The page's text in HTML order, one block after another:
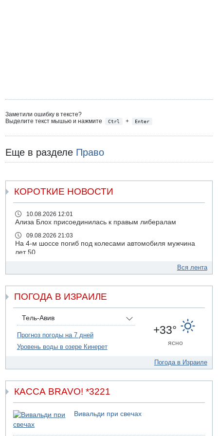
Заметили ошибку в тексте?
Выделите текст мышью и нажмите
Ctrl + Enter
Еще в разделе Право
КОРОТКИЕ НОВОСТИ
10.08.2026 12:01
Ализа Блох присоединилась к правым либералам
09.08.2026 21:03
На 4-м шоссе погиб под колесами автомобиля мужчина
лет 50
Сын экс-депутата от партии ШАС арестован за
09.08.2026 19:36
16-летний подросток разбился насмерть при падении
09.08.2026 19:13
16-летний подросток упал со скалы в районе пещеры
Кешет (Верхняя Галилея)
Двое погибших при столкновении автомобилей на 1
Пресс-служба ЦАХАЛа сообщила об уничтожении
подземного арсенала "Хизбаллы"
09.08.2026 18:19
Ради церемонии закладки нового поселения ЦАХАЛ
выгнал из дома палестинскую семью
Вся лента
ПОГОДА В ИЗРАИЛЕ
Тель-Авив
Прогноз погоды на 7 дней
Уровень воды в озере Кинерет
+33°
ясно
Погода в Израиле
КАССА BRAVO! *3221
Вивальди при свечах